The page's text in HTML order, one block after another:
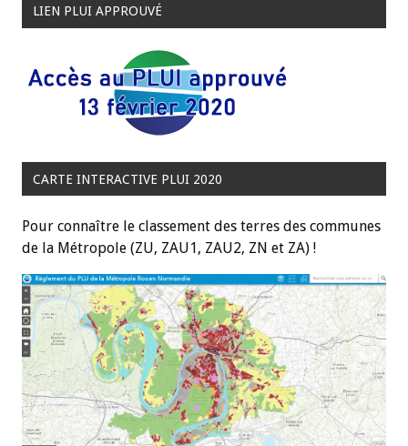
LIEN PLUI APPROUVÉ
CARTE INTERACTIVE PLUI 2020
Pour connaître le classement des terres des communes
de la Métropole (ZU, ZAU1, ZAU2, ZN et ZA) !